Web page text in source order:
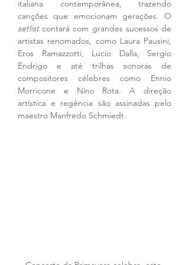
italiana contemporânea, trazendo
setlist contará com grandes sucessos de
artistas renomados, como Laura Pausini,
Eros Ramazzotti, Lucio Dalla, Sergio
Endrigo e até trilhas sonoras de
compositores célebres como Ennio
Morricone e Nino Rota. A direção
artística e regência são assinadas pelo
maestro Manfredo Schmiedt.